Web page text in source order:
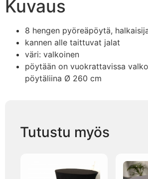
Kuvaus
8 hengen pyöreäpöytä,
kannen alle taittuvat jalat
väri: valkoinen
pöytään on vuokrattavissa
pöytäliina Ø 260 cm
Tutustu myös